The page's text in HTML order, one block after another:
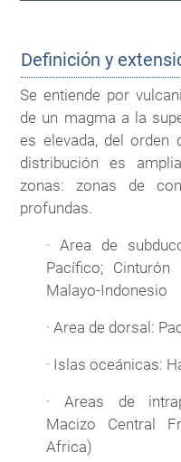
Definición y
Se entiende por
de un magma a la
es elevada, del orden
distribución es
zonas: zonas de
profundas.
· Area de
Pacífico;
Malayo-Indonesio
· Area de dorsal:
· Islas oceánicas:
· Areas de
Macizo Central
Africa)